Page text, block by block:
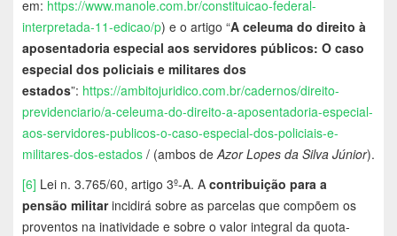
em: https://www.manole.com.br/constituicao-federal-
interpretada-11-edicao/p) e o artigo “A celeuma do direito à
aposentadoria especial aos servidores públicos: O caso
especial dos policiais e militares dos
estados”: https://ambitojuridico.com.br/cadernos/direito-
previdenciario/a-celeuma-do-direito-a-aposentadoria-especial-
aos-servidores-publicos-o-caso-especial-dos-policiais-e-
militares-dos-estados / (ambos de Azor Lopes da Silva Júnior).
[6] Lei n. 3.765/60, artigo 3º-A. A contribuição para a
pensão militarincidirá sobre as parcelas que compõem os
proventos na inatividade e sobre o valor integral da quota-